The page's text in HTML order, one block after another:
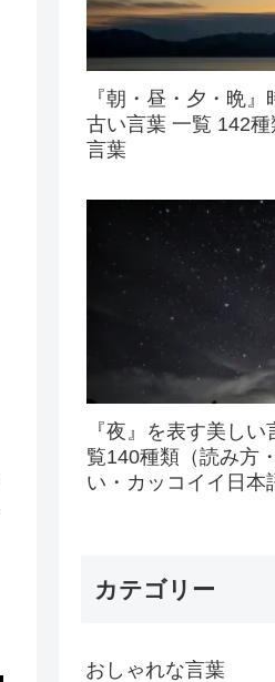
『朝・昼・夕・晩
古い言葉 一覧 142
言葉
『夜』を表す美し
覧140種類（読み方
い・カッコイイ日本
カテゴリー
おしゃれな言葉